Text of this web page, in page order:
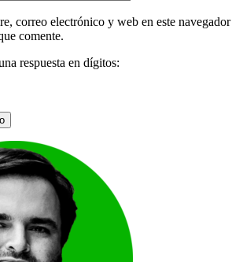
correo electrónico y web en este navegador
comente.
respuesta en dígitos: